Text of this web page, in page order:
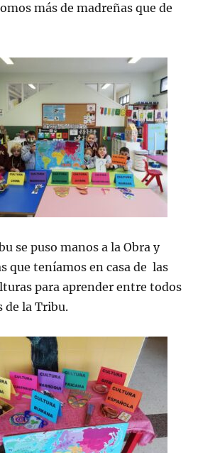
más de madreñas que de
se puso manos a la Obra y
que teníamos en casa de las
para aprender entre todos
de la Tribu.